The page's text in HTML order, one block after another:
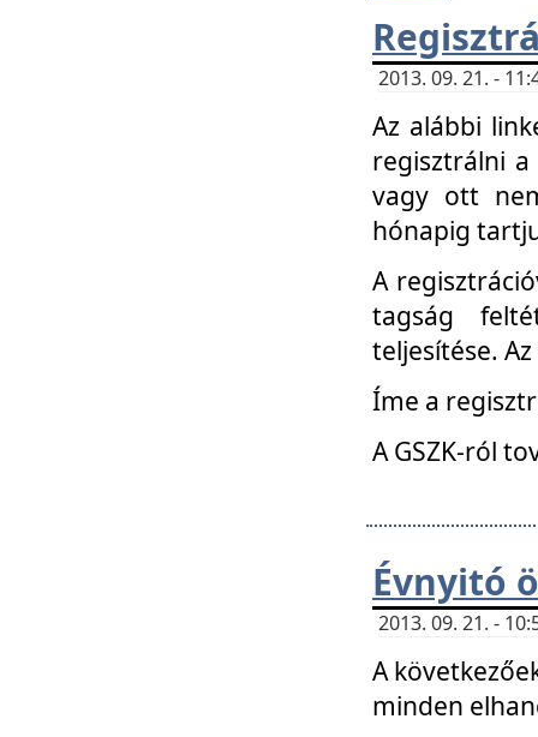
2013. 09. 21. -
Az alábbi
regisztrálni
vagy ott
hónapig
A
tagság
teljesítése.
Íme a
A GSZK-ról
Évnyitó
2013. 09. 21. -
A
minden